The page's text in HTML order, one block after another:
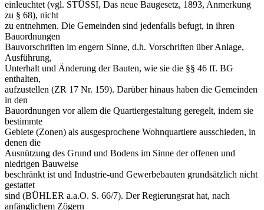
einleuchtet (vgl. STÜSSI, Das neue Baugesetz, 1893, Anmerkung
zu § 68), nicht
zu entnehmen. Die Gemeinden sind jedenfalls befugt, in ihren
Bauordnungen
Bauvorschriften im engern Sinne, d.h. Vorschriften über Anlage,
Ausführung,
Unterhalt und Änderung der Bauten, wie sie die §§ 46 ff. BG
enthalten,
aufzustellen (ZR 17 Nr. 159). Darüber hinaus haben die Gemeinden
in den
Bauordnungen vor allem die Quartiergestaltung geregelt, indem sie
bestimmte
Gebiete (Zonen) als ausgesprochene Wohnquartiere ausschieden, in
denen die
Ausnützung des Grund und Bodens im Sinne der offenen und
niedrigen Bauweise
beschränkt ist und Industrie-und Gewerbebauten grundsätzlich nicht
gestattet
sind (BÜHLER a.a.O. S. 66/7). Der Regierungsrat hat, nach
anfänglichem Zögern